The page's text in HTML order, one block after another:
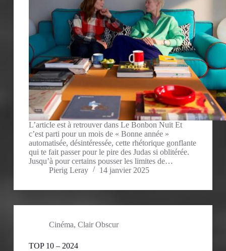
L’article est à retrouver dans Le Bonbon Nuit Et
c’est parti pour un mois de « Bonne année »
automatisée, désintéressée, cette rhétorique gonflante
qui te fait passer pour le pire des Judas si oblitérée.
Jusqu’à pour certains pousser les limites de…
Pierig Leray
14 janvier 2025
Cinéma, Clair Obscur
TOP 10 – 2024